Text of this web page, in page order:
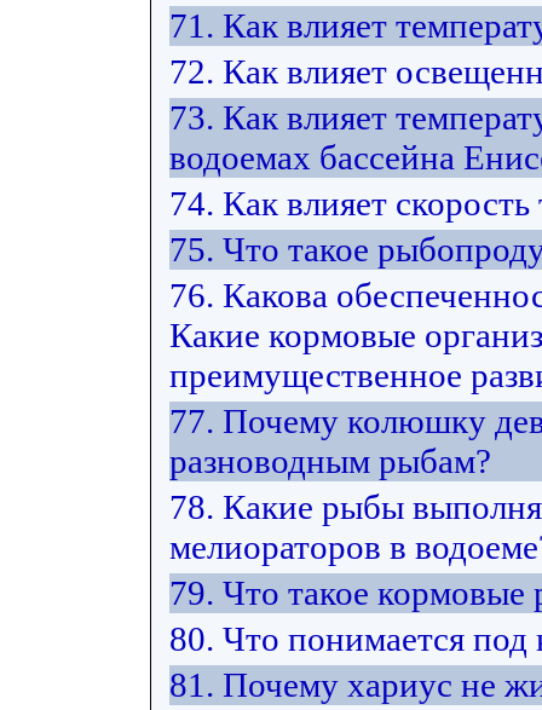
71. Как влияет
72. Как влияет
73. Как влияет
водоемах бассейна
74. Как влияет
75. Что такое
76. Какова
Какие кормовые
преимущественное
77. Почему колюшку
разноводным рыбам?
78. Какие рыбы
мелиораторов в
79. Что такое кормовые
80. Что понимается под
81. Почему хариус не